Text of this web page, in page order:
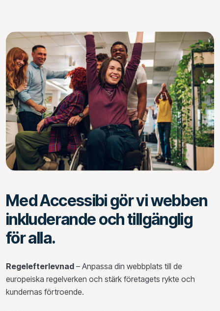
Med Accessibi gör vi webben
inkluderande och tillgänglig
för alla.
Regelefterlevnad – Anpassa din webbplats till de
europeiska regelverken och stärk företagets rykte och
kundernas förtroende.